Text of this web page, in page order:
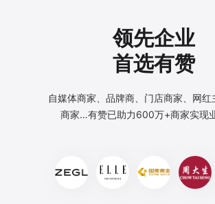
领先企业
首选有赞
自媒体商家、品牌商、门店商家、网红
商家…有赞已助力600万+商家实现